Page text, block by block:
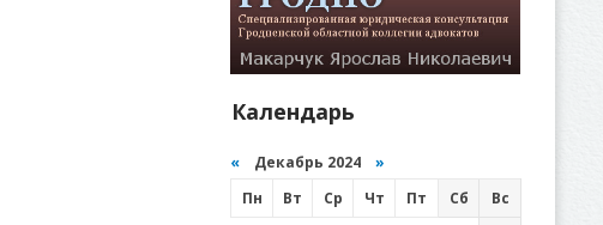
Календарь
« Декабрь 2024 »
Пн
Вт Ср Чт Пт Сб
Вс